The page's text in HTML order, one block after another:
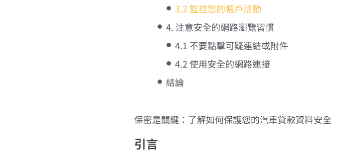
3.2 監控您的帳戶活動
4. 注意安全的網路瀏覽習慣
4.1 不要點擊可疑連結或附件
4.2 使用安全的網路連接
結論
保密是關鍵：了解如何保護您的汽車貸款資料安全
引言